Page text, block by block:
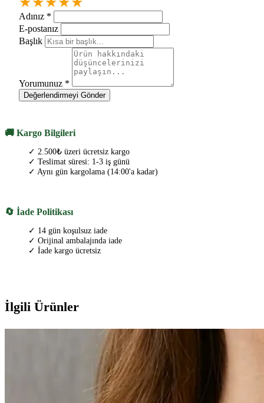
Adınız *
E-postanız
Başlık
Yorumunuz *
Değerlendirmeyi Gönder
🚚 Kargo Bilgileri
✓ 2.500₺ üzeri ücretsiz kargo
✓ Teslimat süresi: 1-3 iş günü
✓ Aynı gün kargolama (14:00'a kadar)
🔄 İade Politikası
✓ 14 gün koşulsuz iade
✓ Orijinal ambalajında iade
✓ İade kargo ücretsiz
İlgili Ürünler